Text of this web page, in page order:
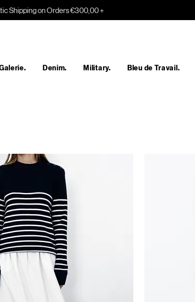
Shipping on Orders €300,00 +
Denim. Military. Bleu de Travail.